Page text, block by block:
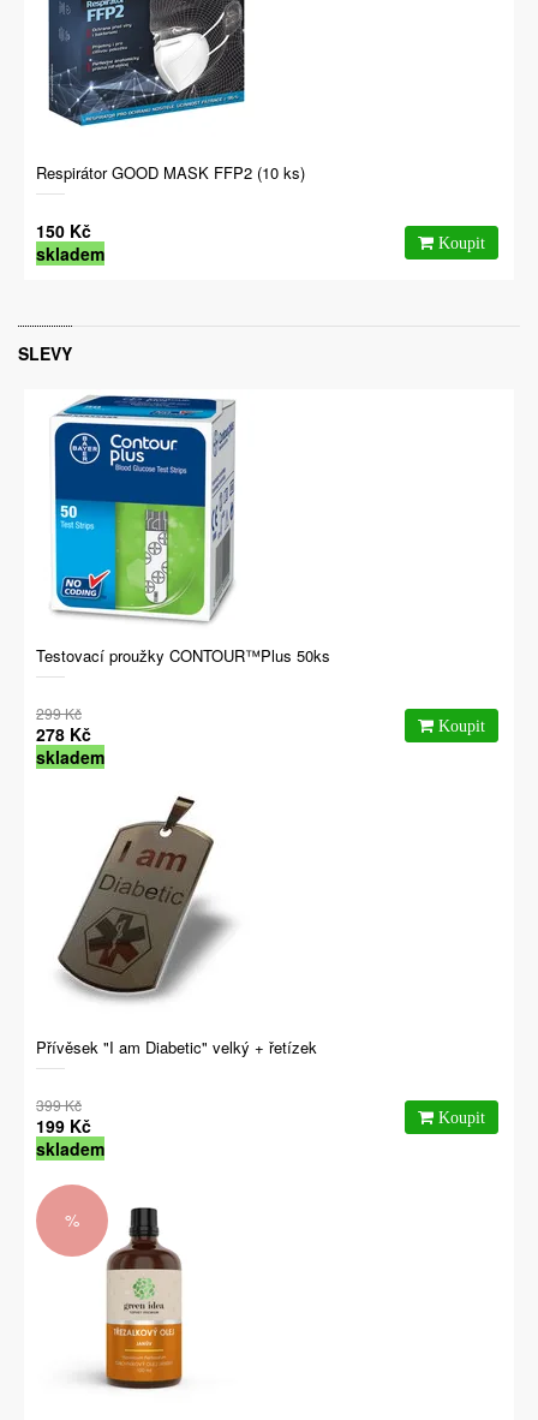
Respirátor GOOD MASK FFP2 (10 ks)
150 Kč
skladem
SLEVY
Testovací proužky CONTOUR™Plus 50ks
299 Kč
278 Kč
skladem
Přívěsek "I am Diabetic" velký + řetízek
399 Kč
199 Kč
skladem
%